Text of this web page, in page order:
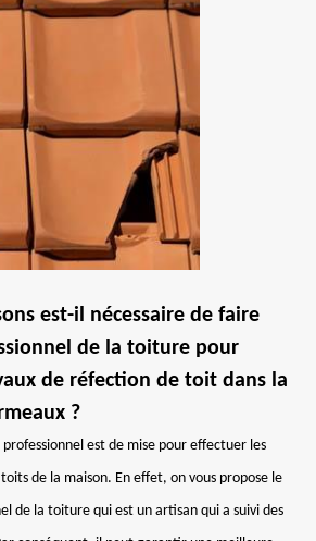
est-il nécessaire de faire
de la toiture pour
de réfection de toit dans la
?
est de mise pour effectuer les
de la maison. En effet, on vous propose le
de la toiture qui est un artisan qui a suivi des